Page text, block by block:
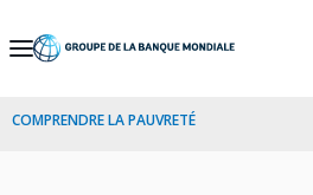
Skip
Navigation
COMPRENDRE LA PAUVRETÉ